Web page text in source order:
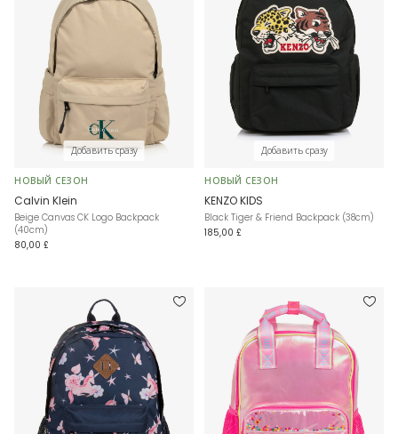
Добавить сразу
НОВЫЙ СЕЗОН
Calvin Klein
Beige Canvas CK Logo Backpack
(40cm)
80,00 £
Добавить сразу
НОВЫЙ СЕЗОН
KENZO KIDS
Black Tiger & Friend Backpack (38cm)
185,00 £